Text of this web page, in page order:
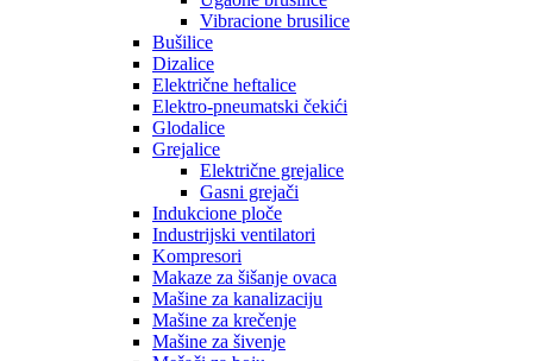
Vibracione brusilice
Bušilice
Dizalice
Električne heftalice
Elektro-pneumatski čekići
Glodalice
Grejalice
Električne grejalice
Gasni grejači
Indukcione ploče
Industrijski ventilatori
Kompresori
Makaze za šišanje ovaca
Mašine za kanalizaciju
Mašine za krečenje
Mašine za šivenje